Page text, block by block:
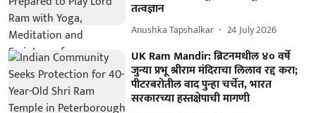
तत्वज्ञान
Anushka Tapshalkar 24 July 2026
UK Ram Mandir: ब्रिटनमधील ४० वर्षे
जुन्या प्रभू श्रीराम मंदिराचा लिलाव रद्द करा;
पीटरबरोतील वाद पुन्हा चर्चेत, भारत
सरकारच्या हस्तक्षेपाची मागणी